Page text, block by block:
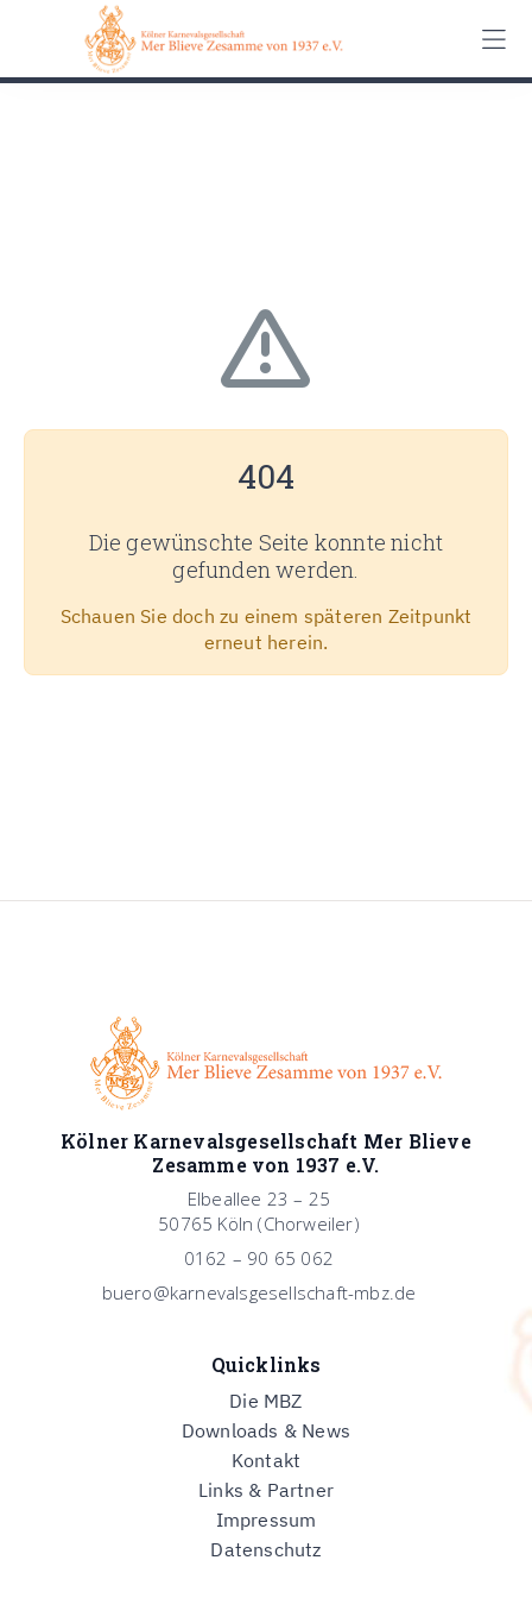
0162 90 650 62
404
Die gewünschte Seite konnte nicht
gefunden werden.
Schauen Sie doch zu einem späteren Zeitpunkt
erneut herein.
Kölner Karnevalsgesellschaft Mer Blieve
Zesamme von 1937 e.V.
Elbeallee 23 – 25
50765 Köln (Chorweiler)
0162 – 90 65 062
buero@karnevalsgesellschaft-mbz.de
Quicklinks
Die MBZ
Downloads & News
Kontakt
Links & Partner
Impressum
Datenschutz